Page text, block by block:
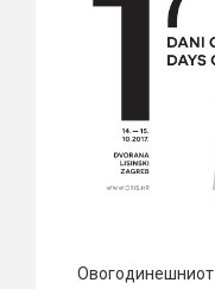
Овогодинешниот